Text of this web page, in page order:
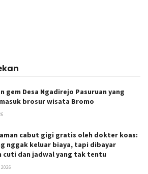
gem Desa Ngadirejo Pasuruan yang
brosur wisata Bromo
cabut gigi gratis oleh dokter koas:
nggak keluar biaya, tapi dibayar
cuti dan jadwal yang tak tentu
2026